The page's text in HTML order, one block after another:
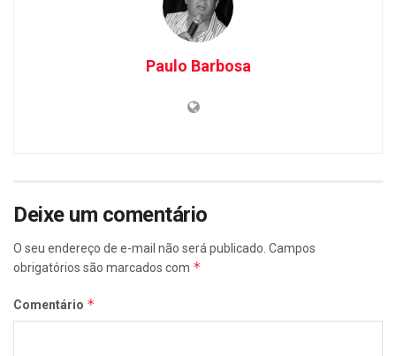
Paulo Barbosa
Deixe um comentário
O seu endereço de e-mail não será publicado. Campos
obrigatórios são marcados com *
Comentário *